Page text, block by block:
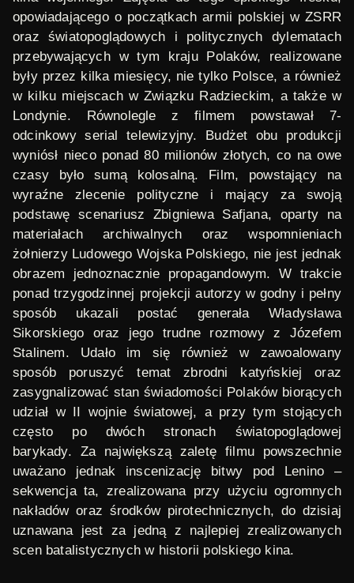
opowiadającego o początkach armii polskiej w ZSRR
oraz światopoglądowych i politycznych dylematach
przebywających w tym kraju Polaków, realizowane
były przez kilka miesięcy, nie tylko Polsce, a również
w kilku miejscach w Związku Radzieckim, a także w
Londynie. Równolegle z filmem powstawał 7-
odcinkowy serial telewizyjny. Budżet obu produkcji
wyniósł nieco ponad 80 milionów złotych, co na owe
czasy było sumą kolosalną. Film, powstający na
wyraźne zlecenie polityczne i mający za swoją
podstawę scenariusz Zbigniewa Safjana, oparty na
materiałach archiwalnych oraz wspomnieniach
żołnierzy Ludowego Wojska Polskiego, nie jest jednak
obrazem jednoznacznie propagandowym. W trakcie
ponad trzygodzinnej projekcji autorzy w godny i pełny
sposób ukazali postać generała Władysława
Sikorskiego oraz jego trudne rozmowy z Józefem
Stalinem. Udało im się również w zawoalowany
sposób poruszyć temat zbrodni katyńskiej oraz
zasygnalizować stan świadomości Polaków biorących
udział w II wojnie światowej, a przy tym stojących
często po dwóch stronach światopoglądowej
barykady. Za największą zaletę filmu powszechnie
uważano jednak inscenizację bitwy pod Lenino –
sekwencja ta, zrealizowana przy użyciu ogromnych
nakładów oraz środków pirotechnicznych, do dzisiaj
uznawana jest za jedną z najlepiej zrealizowanych
scen batalistycznych w historii polskiego kina.